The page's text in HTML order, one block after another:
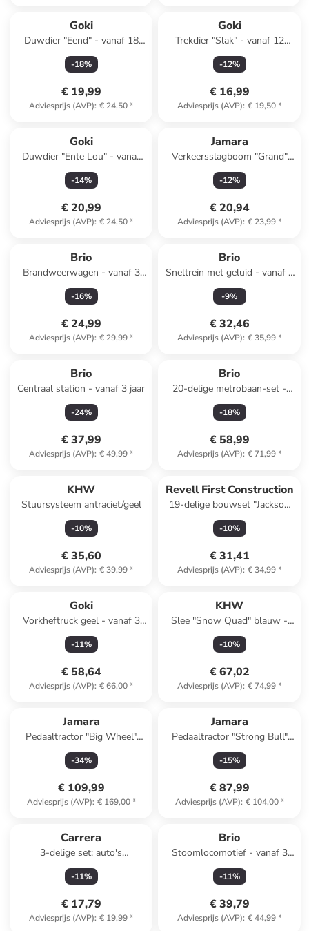
Goki
Duwdier "Eend" - vanaf 18
maanden
-18%
€ 19,99
Adviesprijs (AVP): € 24,50*
Goki
Trekdier "Slak" - vanaf 12
maanden
-12%
€ 16,99
Adviesprijs (AVP): € 19,50*
Goki
Duwdier "Ente Lou" - vanaf
12 maanden
-14%
€ 20,99
Adviesprijs (AVP): € 24,50*
Jamara
Verkeersslagboom "Grand"
wit/rood
-12%
€ 20,94
Adviesprijs (AVP): € 23,99*
Brio
Brandweerwagen - vanaf 3
jaar
-16%
€ 24,99
Adviesprijs (AVP): € 29,99*
Brio
Sneltrein met geluid - vanaf 3
jaar
-9%
€ 32,46
Adviesprijs (AVP): € 35,99*
Brio
Centraal station - vanaf 3 jaar
-24%
€ 37,99
Adviesprijs (AVP): € 49,99*
Brio
20-delige metrobaan-set -
vanaf 3 jaar
-18%
€ 58,99
Adviesprijs (AVP): € 71,99*
KHW
Stuursysteem antraciet/geel
-10%
€ 35,60
Adviesprijs (AVP): € 39,99*
Revell First Construction
19-delige bouwset "Jackson
Storm" - vanaf 4 jaar
-10%
€ 31,41
Adviesprijs (AVP): € 34,99*
Goki
Vorkheftruck geel - vanaf 3
jaar
-11%
€ 58,64
Adviesprijs (AVP): € 66,00*
KHW
Slee "Snow Quad" blauw -
vanaf 3 jaar
-10%
€ 67,02
Adviesprijs (AVP): € 74,99*
Jamara
Pedaaltractor "Big Wheel"
groen - vanaf 3 jaar
-34%
€ 109,99
Adviesprijs (AVP): € 169,00*
Jamara
Pedaaltractor "Strong Bull"
groen - vanaf 3 jaar
-15%
€ 87,99
Adviesprijs (AVP): € 104,00*
Carrera
3-delige set: auto's
"Pull&Speed Mario Kart(TM)"
rood/groen - vanaf 3 jaar
-11%
€ 17,79
Adviesprijs (AVP): € 19,99*
Brio
Stoomlocomotief - vanaf 3
jaar
-11%
€ 39,79
Adviesprijs (AVP): € 44,99*